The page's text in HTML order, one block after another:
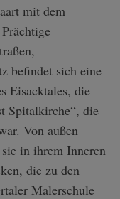
mit dem
befindet sich eine
Eisacktales, die
Spitalkirche“, die
Von außen
in ihrem Inneren
die zu den
Malerschule